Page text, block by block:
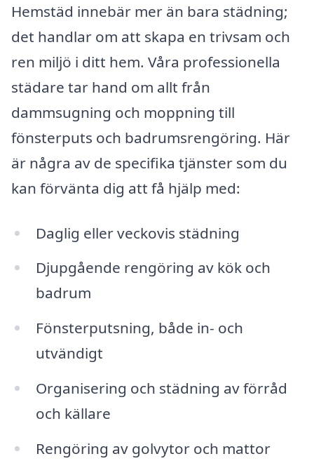
Hemstäd innebär mer än bara städning;
det handlar om att skapa en trivsam och
ren miljö i ditt hem. Våra professionella
städare tar hand om allt från
dammsugning och moppning till
fönsterputs och badrumsrengöring. Här
är några av de specifika tjänster som du
kan förvänta dig att få hjälp med:
Daglig eller veckovis städning
Djupgående rengöring av kök och
badrum
Fönsterputsning, både in- och
utvändigt
Organisering och städning av förråd
och källare
Rengöring av golvytor och mattor